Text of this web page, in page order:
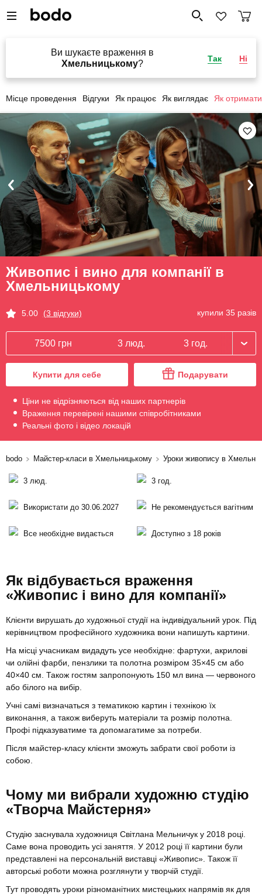
Ви шукаєте враження в
Хмельницькому?
Так Ні
Місце проведення Відгуки Як працює Як виглядає Як отримати
Живопис і вино для компанії в
Хмельницькому
5.00 (3 відгуки) купили 35 разів
7500 грн 3 люд. 3 год.
Купити для себе Подарувати
Ціни не відрізняються від наших партнерів
Враження перевірені нашими співробітниками
Реальні фото і відео локацій
bodo Майстер-класи в Хмельницькому Уроки живопису в
3 люд. 3 год.
Використати до 30.06.2027 Не рекомендується вагітним
Все необхідне видається Доступно з 18 років
Як відбувається враження
«Живопис і вино для компанії»
Клієнти вирушать до художньої студії на індивідуальний урок. Під
керівництвом професійного художника вони напишуть картини.
На місці учасникам видадуть усе необхідне: фартухи, акрилові
чи олійні фарби, пензлики та полотна розміром 35×45 см або
40×40 см. Також гостям запропонують 150 мл вина — червоного
або білого на вибір.
Учні самі визначаться з тематикою картин і технікою їх
виконання, а також виберуть матеріали та розмір полотна.
Профі підказуватиме та допомагатиме за потреби.
Після майстер-класу клієнти зможуть забрати свої роботи із
собою.
Чому ми вибрали художню студію
«Творча Майстерня»
Студію заснувала художниця Світлана Мельничук у 2018 році.
Саме вона проводить усі заняття. У 2012 році її картини були
представлені на персональній виставці «Живопис». Також її
авторські роботи можна розглянути у творчій студії.
Тут проводять уроки різноманітних мистецьких напрямів як для